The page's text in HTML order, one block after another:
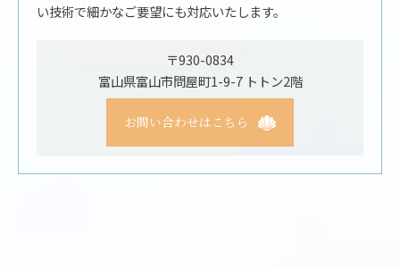
い技術で細かなご要望にも対応いたします。
〒930-0834
富山県富山市問屋町1-9-7 トトン2階
お問い合わせはこちら